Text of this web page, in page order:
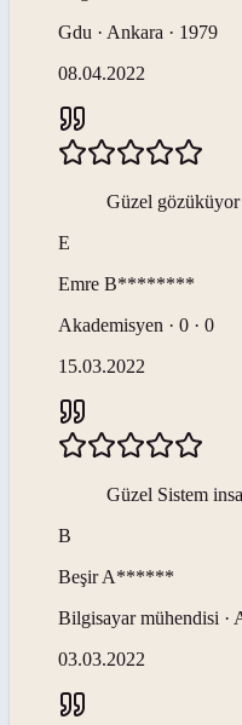
Gdu · Ankara · 1979
08.04.2022
Güzel gözüküyor
E
Emre B********
Akademisyen · 0 · 0
15.03.2022
Güzel Sistem
B
Beşir A******
Bilgisayar mühendisi ·
03.03.2022